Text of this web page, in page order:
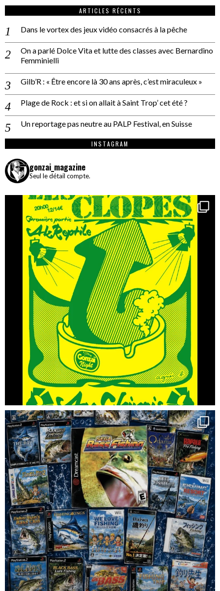
ARTICLES RÉCENTS
Dans le vortex des jeux vidéo consacrés à la pêche
On a parlé Dolce Vita et lutte des classes avec Bernardino
Femminielli
Gilb’R : « Être encore là 30 ans après, c’est miraculeux »
Plage de Rock : et si on allait à Saint Trop’ cet été ?
Un reportage pas neutre au PALP Festival, en Suisse
INSTAGRAM
gonzai_magazine
Seul le détail compte.